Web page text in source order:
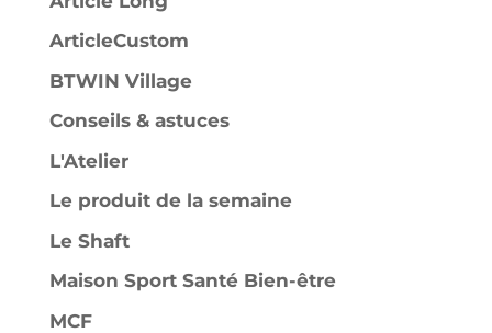
ArticleCustom
BTWIN Village
Conseils & astuces
L'Atelier
Le produit de la semaine
Le Shaft
Maison Sport Santé Bien-être
MCF